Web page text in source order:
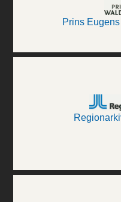
Prins